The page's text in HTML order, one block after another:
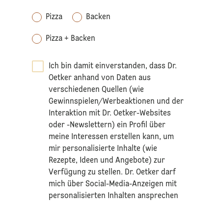
Pizza Backen
Pizza + Backen
Ich bin damit einverstanden, dass Dr.
Oetker anhand von Daten aus
verschiedenen Quellen (wie
Gewinnspielen/Werbeaktionen und der
Interaktion mit Dr. Oetker-Websites
oder -Newslettern) ein Profil über
meine Interessen erstellen kann, um
mir personalisierte Inhalte (wie
Rezepte, Ideen und Angebote) zur
Verfügung zu stellen. Dr. Oetker darf
mich über Social-Media-Anzeigen mit
personalisierten Inhalten ansprechen